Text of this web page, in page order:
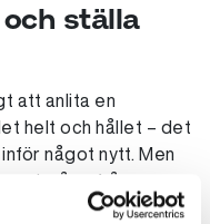
ställa
att anlita en
helt och hållet – det
något nytt. Men
och våga fråga.